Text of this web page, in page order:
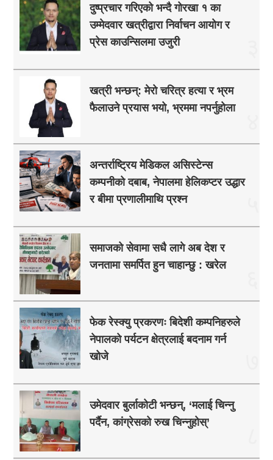
दुष्प्रचार गरिएको भन्दै गोरखा १ का
उम्मेदवार खत्रीद्वारा निर्वाचन आयोग र
प्रेस काउन्सिलमा उजुरी
खत्री भन्छन्: मेरो चरित्र हत्या र भ्रम
फैलाउने प्रयास भयो, भ्रममा नपर्नुहोला
अन्तर्राष्ट्रिय मेडिकल असिस्टेन्स
कम्पनीको दबाब, नेपालमा हेलिकप्टर उद्धार
र बीमा प्रणालीमाथि प्रश्न
समाजको सेवामा सधै लागे अब देश र
जनतामा समर्पित हुन चाहान्छु : खरेल
फेक रेस्क्यु प्रकरणः बिदेशी कम्पनिहरुले
नेपालको पर्यटन क्षेत्रलाई बदनाम गर्न
खोजे
उमेदवार बुर्लाकोटी भन्छन्, ‘मलाई चिन्नु
पर्दैन, कांग्रेसको रुख चिन्नुहोस्’